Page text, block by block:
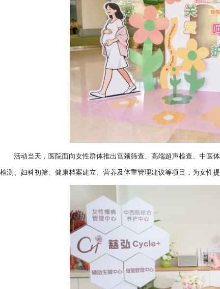
活动当天，医院面向女性群体推出宫颈筛查、高端超声检查、中医
检测、妇科初筛、健康档案建立、营养及体重管理建议等项目，为女性